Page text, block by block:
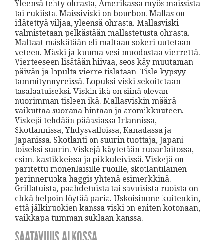
Yleensä tehty ohrasta, Amerikassa myös maissista
tai rukiista. Maissiviski on bourbon. Mallas on
idätettyä viljaa, yleensä ohrasta. Mallasviski
valmistetaan pelkästään mallastetusta ohrasta.
Maltaat mäskätään eli maltaan sokeri uutetaan
veteen. Mäski ja kuuma vesi muodostaa vierrettä.
Vierteeseen lisätään hiivaa, seos käy muutaman
päivän ja lopulta vierre tislataan. Tisle kypsyy
tammitynnyreissä. Lopuksi viski sekoitetaan
tasalaatuiseksi. Viskin ikä on siinä olevan
nuorimman tisleen ikä. Mallasviskin määrä
vaikuttaa suorana hintaan ja aromikkuuteen.
Viskejä tehdään pääasiassa Irlannissa,
Skotlannissa, Yhdysvalloissa, Kanadassa ja
Japanissa. Skotlanti on suurin tuottaja, Japani
toiseksi suurin. Viskejä käytetään ruoanlaitossa,
esim. kastikkeissa ja pikkuleivissä. Viskejä on
paritettu monenlaisille ruoille, skotlantilainen
perinneruoka haggis yhtenä esimerkkinä.
Grillatuista, paahdetuista tai savuisista ruoista on
ehkä helpoin löytää paria. Uskoisimme kuitenkin,
että jälkiruokien kanssa viski on eniten kotonaan,
vaikkapa tumman suklaan kanssa.